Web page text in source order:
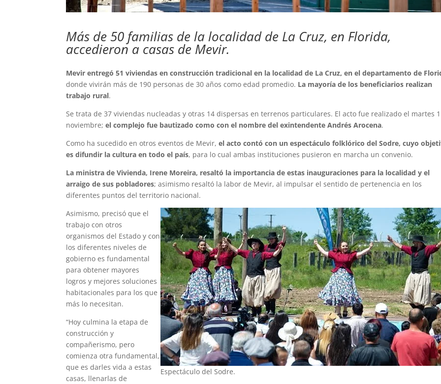
Más de 50 familias de la localidad de La Cruz, en Florida,
accedieron a casas de Mevir.
Mevir entregó 51 viviendas en construcción tradicional en la localidad de La Cruz, en el departamento de
donde vivirán más de 190 personas de 30 años como edad promedio. La mayoría de los beneficiarios realizan
trabajo rural.
Se trata de 37 viviendas nucleadas y otras 14 dispersas en terrenos particulares. El acto fue realizado el martes
noviembre;el complejo fue bautizado como con el nombre del exintendente Andrés Arocena.
Como ha sucedido en otros eventos de Mevir,el acto contó con un espectáculo folklórico del Sodre, cuyo
es difundir la cultura en todo el país, para lo cual ambas instituciones pusieron en marcha un convenio.
La ministra de Vivienda, Irene Moreira, resaltó la importancia de estas inauguraciones para la localidad y el
arraigo de sus pobladores; asimismo resaltó la labor de Mevir, al impulsar el sentido de pertenencia en los
diferentes puntos del territorio nacional.
Espectáculo del Sodre.
Asimismo, precisó que el
trabajo con otros
organismos del Estado y con
los diferentes niveles de
gobierno es fundamental
para obtener mayores
logros y mejores soluciones
habitacionales para los que
más lo necesitan.
“Hoy culmina la etapa de
construcción y
compañerismo, pero
comienza otra fundamental,
que es darles vida a estas
casas, llenarlas de